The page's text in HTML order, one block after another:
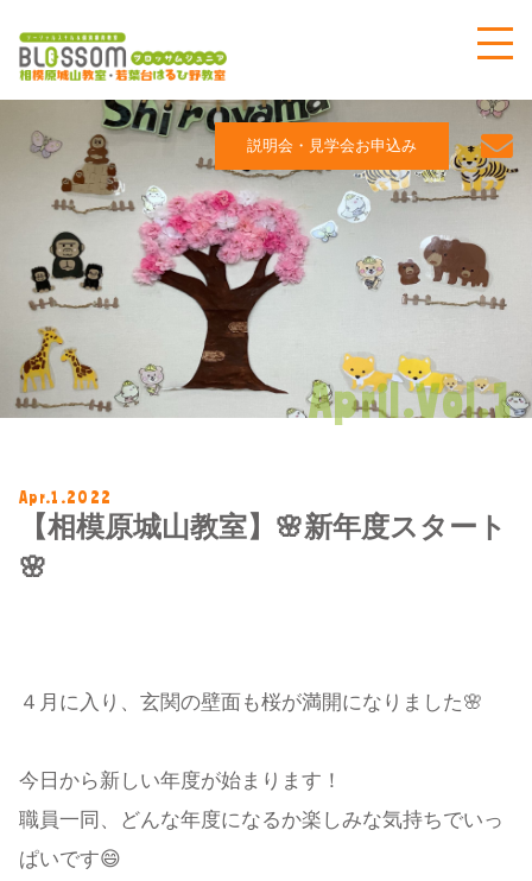
説明会・見学会お申込み
April.Vol.1
Apr.1.2022
【相模原城山教室】🌸新年度スタート
🌸
４月に入り、玄関の壁面も桜が満開になりました🌸
今日から新しい年度が始まります！
職員一同、どんな年度になるか楽しみな気持ちでいっ
ぱいです😄